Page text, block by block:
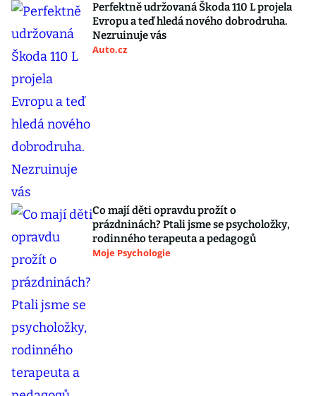
Perfektně udržovaná Škoda 110 L projela
Evropu a teď hledá nového dobrodruha.
Nezruinuje vás
Auto.cz
Co mají děti opravdu prožít o
prázdninách? Ptali jsme se psycholožky,
rodinného terapeuta a pedagogů
Moje Psychologie